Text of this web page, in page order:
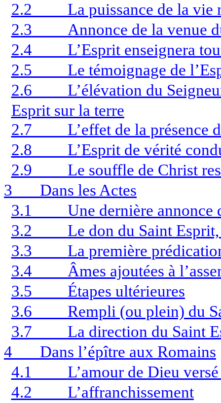
2.2
La puissance de la vie
2.3
Annonce de la venue
2.4
L’Esprit enseignera
2.5
Le témoignage de
2.6
L’élévation du
Esprit sur la terre
2.7
L’effet de la présence
2.8
L’Esprit de vérité
2.9
Le souffle de Christ
3
Dans les Actes
3.1
Une dernière annonce
3.2
Le don du Saint
3.3
La première
3.4
Âmes ajoutées à
3.5
Étapes ultérieures
3.6
Rempli (ou plein) du
3.7
La direction du Saint
4
Dans l’épître aux Romains
4.1
L’amour de Dieu
4.2
L’affranchissement